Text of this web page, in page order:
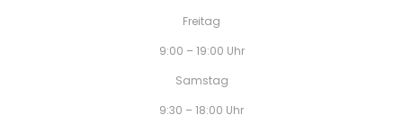
Freitag
9:00 – 19:00 Uhr
Samstag
9:30 – 18:00 Uhr